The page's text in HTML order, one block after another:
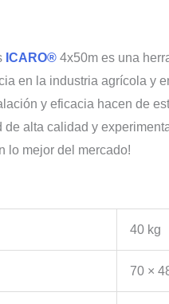
ICARO®4x50m es una
en la industria agrícola y
y eficacia hacen de
alta calidad y
lo mejor del mercado!
40 kg
70 ×